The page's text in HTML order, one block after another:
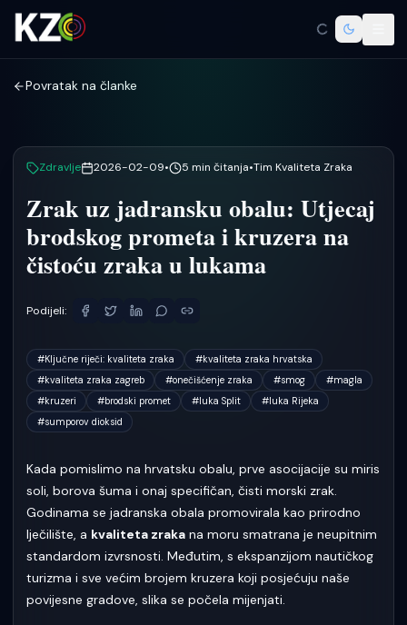
Povratak na članke
Zdravlje 2026-02-09• 5 min čitanja•Tim Kvaliteta Zraka
Zrak uz jadransku obalu: Utjecaj
brodskog prometa i kruzera na
čistoću zraka u lukama
Podijeli:
#Ključne riječi: kvaliteta zraka #kvaliteta zraka hrvatska
#kvaliteta zraka zagreb #onečišćenje zraka #smog #magla
#kruzeri #brodski promet #luka Split #luka Rijeka
#sumporov dioksid
Kada pomislimo na hrvatsku obalu, prve asocijacije su miris
soli, borova šuma i onaj specifičan, čisti morski zrak.
Godinama se jadranska obala promovirala kao prirodno
lječilište, a kvaliteta zraka na moru smatrana je neupitnim
standardom izvrsnosti. Međutim, s ekspanzijom nautičkog
turizma i sve većim brojem kruzera koji posjećuju naše
povijesne gradove, slika se počela mijenjati.